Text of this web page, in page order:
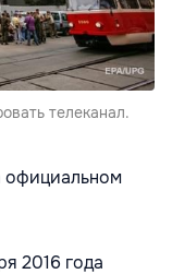
телеканал.
официальном
2016 года